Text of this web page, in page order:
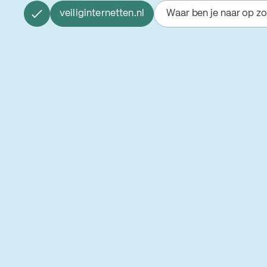
veiliginternetten.nl Waar ben je naar op